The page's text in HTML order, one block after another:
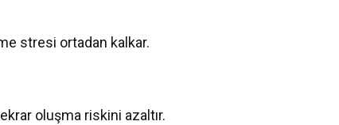
stresi ortadan kalkar.
oluşma riskini azaltır.